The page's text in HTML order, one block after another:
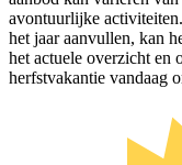
avontuurlijke
het jaar aanvullen, kan
het actuele overzicht en
herfstvakantie vandaag